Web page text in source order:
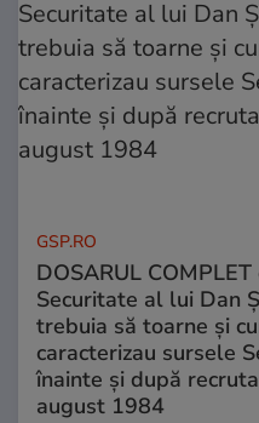
GSP.RO
DOSARUL
Securitate al lui Dan
trebuia să toarne și
caracterizau sursele
înainte și după
august 1984